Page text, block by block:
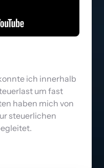
ich innerhalb
um fast
haben mich von
steuerlichen